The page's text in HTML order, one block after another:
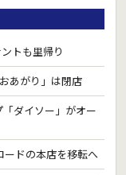
トも里帰り
あがり」は閉店
ダイソー」がオー
ードの本店を移転へ